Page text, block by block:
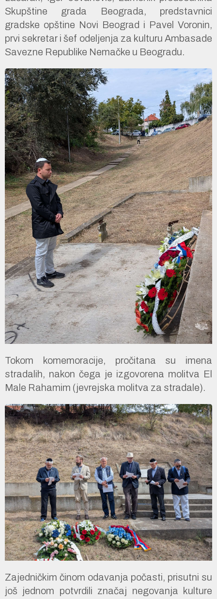
Skupštine grada Beograda, predstavnici
gradske opštine Novi Beograd i Pavel Voronin,
prvi sekretar i šef odeljenja za kulturu Ambasade
Savezne Republike Nemačke u Beogradu.
Tokom komemoracije, pročitana su imena
stradalih, nakon čega je izgovorena molitva El
Male Rahamim (jevrejska molitva za stradale).
Zajedničkim činom odavanja počasti, prisutni su
još jednom potvrdili značaj negovanja kulture